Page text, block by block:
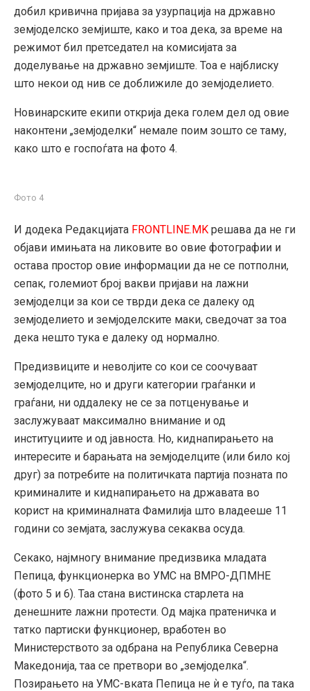
добил кривична пријава за узурпација на државно
земјоделско земјиште, како и тоа дека, за време на
режимот бил претседател на комисијата за
доделување на државно земјиште. Тоа е најблиску
што некои од нив се доближиле до земјоделието.
Новинарските екипи открија дека голем дел од овие
наконтени „земјоделки“ немале поим зошто се таму,
како што е госпоѓата на фото 4.
Фото 4
И додека Редакцијата FRONTLINE.MK решава да не ги
објави имињата на ликовите во овие фотографии и
остава простор овие информации да не се потполни,
сепак, големиот број вакви пријави на лажни
земјоделци за кои се тврди дека се далеку од
земјоделието и земјоделските маки, сведочат за тоа
дека нешто тука е далеку од нормално.
Предизвиците и неволјите со кои се соочуваат
земјоделците, но и други категории граѓанки и
граѓани, ни оддалеку не се за потценување и
заслужуваат максимално внимание и од
институциите и од јавноста. Но, киднапирањето на
интересите и барањата на земјоделците (или било кој
друг) за потребите на политичката партија позната по
криминалите и киднапирањето на државата во
корист на криминалната Фамилија што владееше 11
години со земјата, заслужува секаква осуда.
Секако, најмногу внимание предизвика младата
Пепица, функционерка во УМС на ВМРО-ДПМНЕ
(фото 5 и 6). Таа стана вистинска старлета на
денешните лажни протести. Од мајка пратеничка и
татко партиски функционер, вработен во
Министерството за одбрана на Република Северна
Македонија, таа се претвори во „земјоделка“.
Позирањето на УМС-вката Пепица не ѝ е туѓо, па така